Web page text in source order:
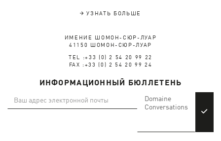
УЗНАТЬ БОЛЬШЕ
ИМЕНИЕ ШОМОН-СЮР-ЛУАР
41150 ШОМОН-СЮР-ЛУАР
TEL :+33 (0) 2 54 20 99 22
FAX :+33 (0) 2 54 20 99 24
ИНФОРМАЦИОННЫЙ БЮЛЛЕТЕНЬ